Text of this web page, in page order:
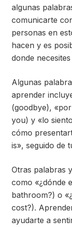
algunas
comunicarte
personas en
hacen y es
donde
Algunas
aprender
(goodbye),
you) y «lo
cómo
is», seguido de
Otras palabras
como «¿dónde
bathroom?) o
cost?).
ayudarte a